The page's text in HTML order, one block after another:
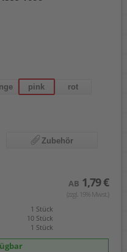
pink rot
Zubehör
AB 1,79 €
(zzgl. 19% Mwst.)
1 Stück
10 Stück
1 Stück